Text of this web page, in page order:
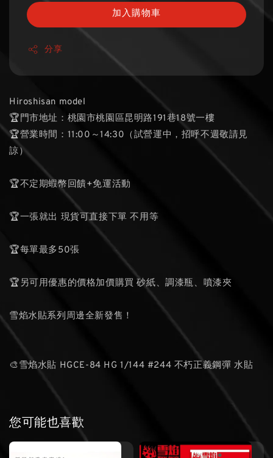
加入購物車
分享
Hiroshisan model
🏆門市地址：桃園市桃園區昆明路191巷18號一樓
🏆營業時間：11:00～14:30（試營運中，招呼不週敬請見
諒）
🏆不定期蝦幣回饋+免運活動
🏆一張就出 現貨可直接下單 不用等
🏆每單最多50張
🏆另可用優惠的價格加價購買 砂紙、調漆瓶、噴漆夾
雪焰水貼系列周邊全新發售！
🎨雪焰水貼 HGCE-84 HG 1/144 #244 不朽正義鋼彈 水貼
您可能也喜歡